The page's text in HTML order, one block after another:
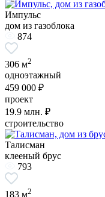
Импульс
дом из газоблока
874
306 м2
одноэтажный
459 000 ₽
проект
19.9 млн. ₽
строительство
Талисман
клееный брус
793
183 м2